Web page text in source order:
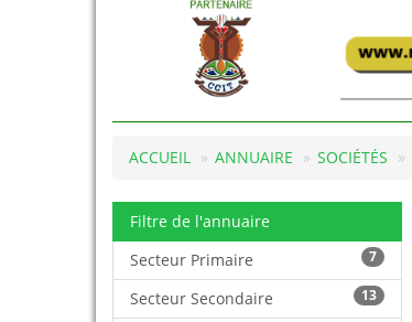
ACCUEIL ANNUAIRE SOCIÉTÉS
Filtre de l'annuaire
7
Secteur Primaire
13
Secteur Secondaire